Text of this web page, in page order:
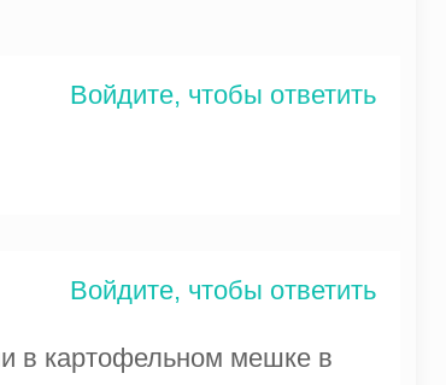
Войдите, чтобы ответить
в картофельном мешке в
Войдите, чтобы ответить